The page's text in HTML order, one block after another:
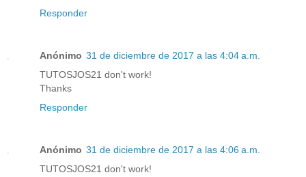
Responder
Anónimo 31 de diciembre de 2017 a las 4:04 a.m.
TUTOSJOS21 don't work!
Thanks
Responder
Anónimo 31 de diciembre de 2017 a las 4:06 a.m.
TUTOSJOS21 don't work!